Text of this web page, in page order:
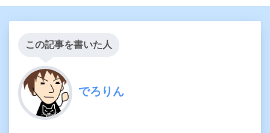
この記事を書いた人
でろりん